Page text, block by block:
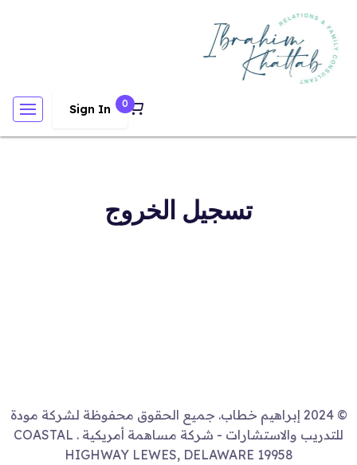
0
Sign In
تسجيل الخروج
© 2024 إبراهيم خطاب. جميع الحقوق محفوظة لشركة مودة
للتدريب والاستشارات - شركة مساهمة أمريكية . COASTAL
HIGHWAY LEWES, DELAWARE 19958